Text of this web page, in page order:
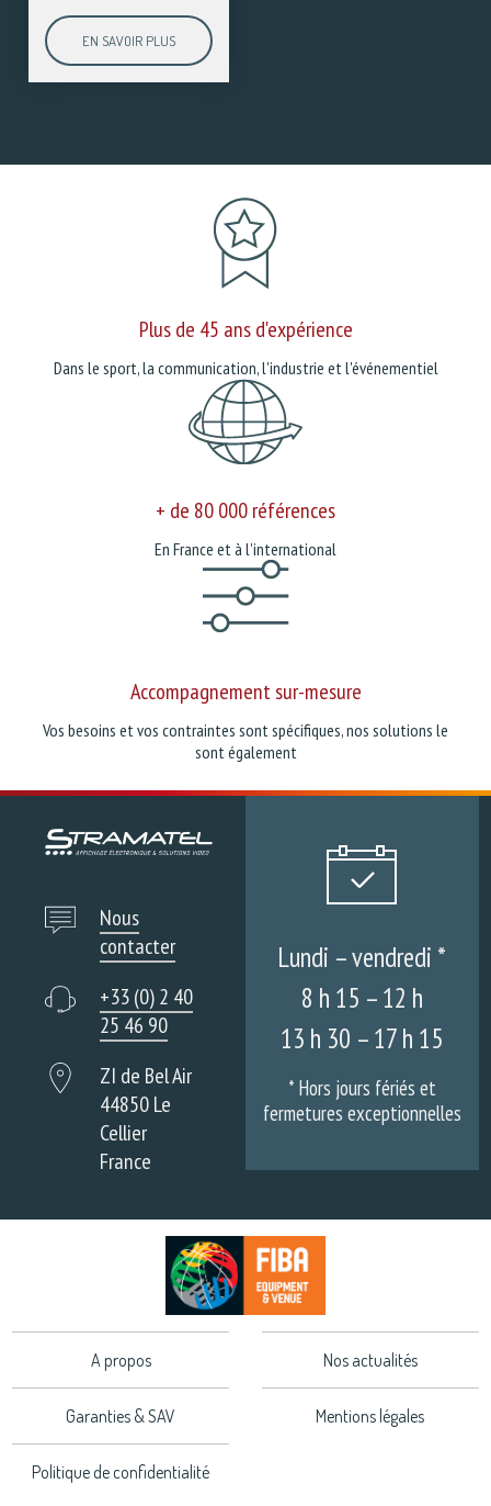
EN SAVOIR PLUS
Plus de 45 ans d'expérience
Dans le sport, la communication, l'industrie et l'événementiel
+ de 80 000 références
En France et à l'international
Accompagnement sur-mesure
Vos besoins et vos contraintes sont spécifiques, nos solutions le
sont également
Nous
contacter
+33 (0) 2 40
25 46 90
ZI de Bel Air
44850 Le
Cellier
France
Lundi – vendredi *
8 h 15 – 12 h
13 h 30 – 17 h 15
* Hors jours fériés et
fermetures exceptionnelles
A propos Nos actualités
Garanties & SAV Mentions légales
Politique de confidentialité